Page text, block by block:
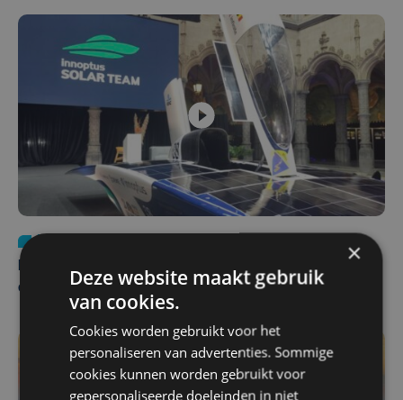
Belgisch Solar Team met West-Vlamingen wint voor
eerst in VS
×
Deze website maakt gebruik
van cookies.
Cookies worden gebruikt voor het
personaliseren van advertenties. Sommige
cookies kunnen worden gebruikt voor
gepersonaliseerde doeleinden in niet